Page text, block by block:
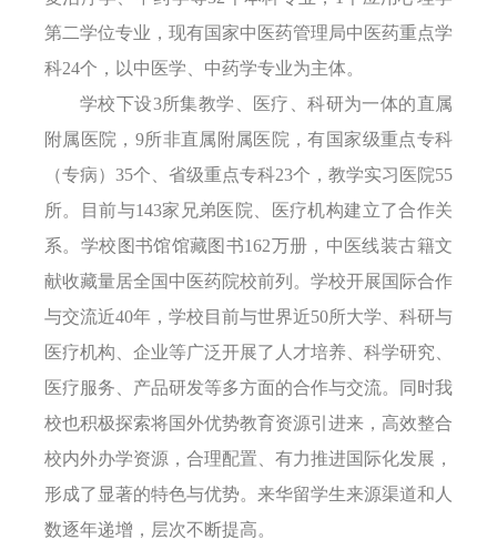
第二学位专业，现有国家中医药管理局中医药重点学
科24个，以中医学、中药学专业为主体。
学校下设3所集教学、医疗、科研为一体的直属
附属医院，9所非直属附属医院，有国家级重点专科
（专病）35个、省级重点专科23个 ， 教学实习医院55
所。目前与143家兄弟医院、医疗机构建立了合作关
系。学校图书馆馆藏图书162万册，中医线装古籍文
献收藏量居全国中医药院校前列。学校开展国际合作
与交流近40年，学校目前与世界近50所大学、科研与
医疗机构、企业等广泛开展了人才培养、科学研究、
医疗服务、产品研发等多方面的合作与交流。同时我
校也积极探索将国外优势教育资源引进来，高效整合
校内外办学资源 ， 合理配置、有力推进国际化发展，
形成了显著的特色与优势。来华留学生来源渠道和人
数逐年递增，层次不断提高。